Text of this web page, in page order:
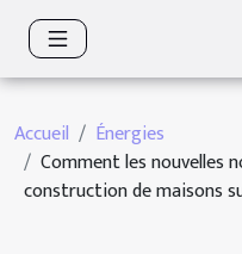
Accueil
Énergies
Comment les nouvelles
construction de maisons